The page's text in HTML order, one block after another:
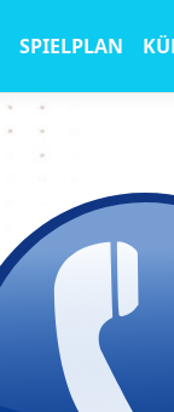
SPIELPLAN